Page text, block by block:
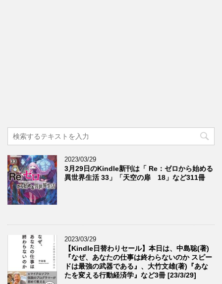
2023/03/29
3月29日のKindle新刊は「 Re：ゼロから始める
異世界生活 33」「天空の扉 18」など311冊
2023/03/29
【Kindle日替わりセール】本日は、中島聡(著)
『なぜ、あなたの仕事は終わらないのか スピー
ドは最強の武器である』、大竹文雄(著)『あな
たを変える行動経済学』など3冊 [23/3/29]